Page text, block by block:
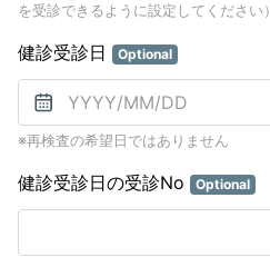
を受診できるように設定してください）
健診受診日 Optional
※再検査の希望日ではありません
健診受診日の受診No Optional